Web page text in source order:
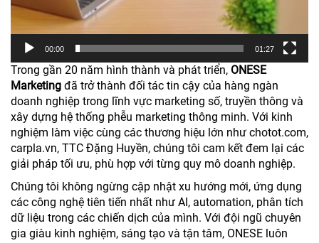
00:00 01:27
Trong gần 20 năm hình thành và phát triển, ONESE
Marketing đã trở thành đối tác tin cậy của hàng ngàn
doanh nghiệp trong lĩnh vực marketing số, truyền thông và
xây dựng hệ thống phễu marketing thông minh. Với kinh
nghiệm làm việc cùng các thương hiệu lớn như chotot.com,
carpla.vn, TTC Đặng Huyền, chúng tôi cam kết đem lại các
giải pháp tối ưu, phù hợp với từng quy mô doanh nghiệp.
Chúng tôi không ngừng cập nhật xu hướng mới, ứng dụng
các công nghệ tiên tiến nhất như AI, automation, phân tích
dữ liệu trong các chiến dịch của mình. Với đội ngũ chuyên
gia giàu kinh nghiệm, sáng tạo và tận tâm, ONESE luôn